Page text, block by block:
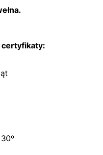
certyfikaty: